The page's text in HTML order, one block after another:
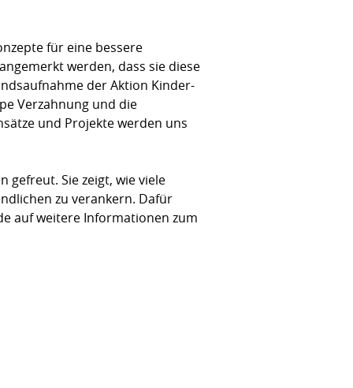
für eine bessere
werden, dass sie diese
der Aktion Kinder-
Verzahnung und die
und Projekte werden uns
gefreut. Sie zeigt, wie viele
zu verankern. Dafür
auf weitere Informatio­nen zum